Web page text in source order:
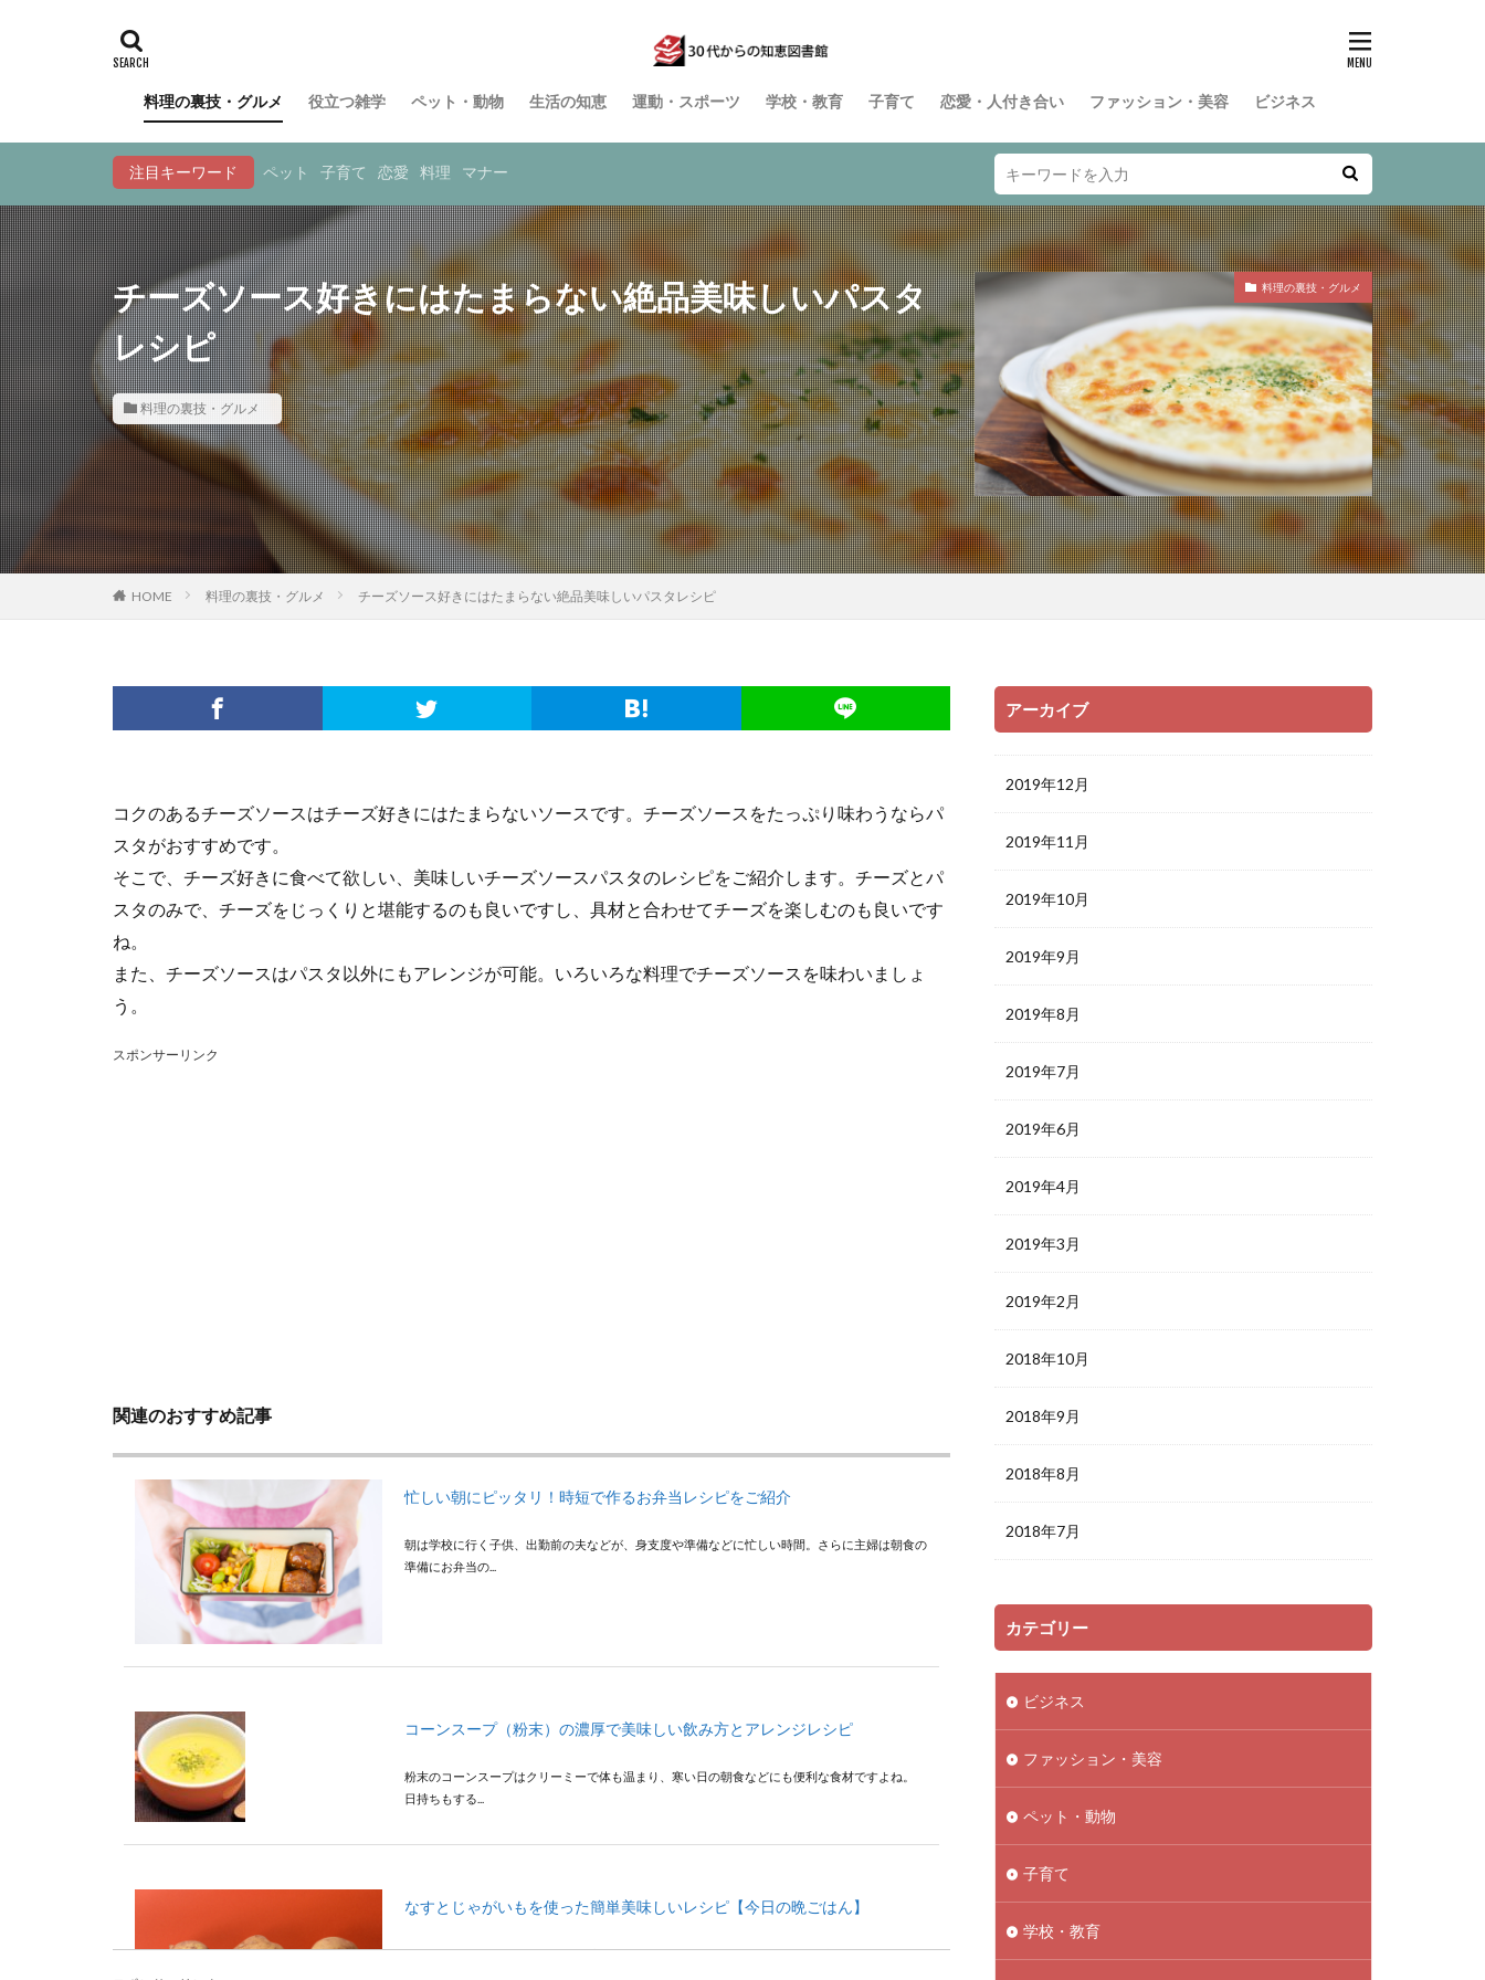
料理の裏技・グルメ 役立つ雑学 ペット・動物 生活の知恵 運動・スポーツ 学校・教育 子育て 恋愛・人付き合い ファッション・美容 ビジネス
注目キーワード ペット 子育て 恋愛 料理 マナー
チーズソース好きにはたまらない絶品美味しいパスタ
レシピ
料理の裏技・グルメ
料理の裏技・グルメ
HOME 料理の裏技・グルメ チーズソース好きにはたまらない絶品美味しいパスタレシピ
コクのあるチーズソースはチーズ好きにはたまらないソースです。チーズソースをたっぷり味わうならパ
スタがおすすめです。
そこで、チーズ好きに食べて欲しい、美味しいチーズソースパスタのレシピをご紹介します。チーズとパ
スタのみで、チーズをじっくりと堪能するのも良いですし、具材と合わせてチーズを楽しむのも良いです
ね。
また、チーズソースはパスタ以外にもアレンジが可能。いろいろな料理でチーズソースを味わいましょ
う。
スポンサーリンク
関連のおすすめ記事
忙しい朝にピッタリ！時短で作るお弁当レシピをご紹介
朝は学校に行く子供、出勤前の夫などが、身支度や準備などに忙しい時間。さらに主婦は朝食の
準備にお弁当の...
コーンスープ（粉末）の濃厚で美味しい飲み方とアレンジレシピ
粉末のコーンスープはクリーミーで体も温まり、寒い日の朝食などにも便利な食材ですよね。
日持ちもする...
なすとじゃがいもを使った簡単美味しいレシピ【今日の晩ごはん】
なすやじゃがいもがたくさんある時には、この２つをたっぷりと使ったおかずがおすすめです。
アーカイブ
2019年12月
2019年11月
2019年10月
2019年9月
2019年8月
2019年7月
2019年6月
2019年4月
2019年3月
2019年2月
2018年10月
2018年9月
2018年8月
2018年7月
カテゴリー
ビジネス
ファッション・美容
ペット・動物
子育て
学校・教育